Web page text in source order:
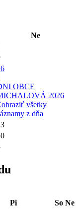
Ne
OBCE
2026
všetky
z dňa
Pi So Ne